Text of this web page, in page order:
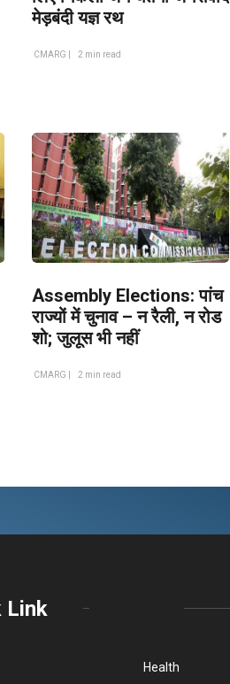
मेड़बंदी यज्ञ रथ
CMARG | 2 min read
Assembly Elections: पांच
राज्यों में चुनाव – न रैली, न रोड
शो; जुलूस भी नहीं
CMARG | 2 min read
Link
Health